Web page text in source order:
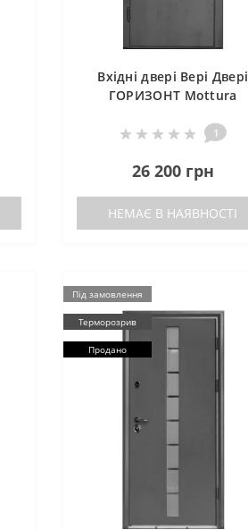
Вхідні двері Вері Двері
ГОРИЗОНТ Mottura
1
26 200 грн
НЕМАЄ В НАЯВНОСТІ
Під замовлення
Терморозрив
Продано